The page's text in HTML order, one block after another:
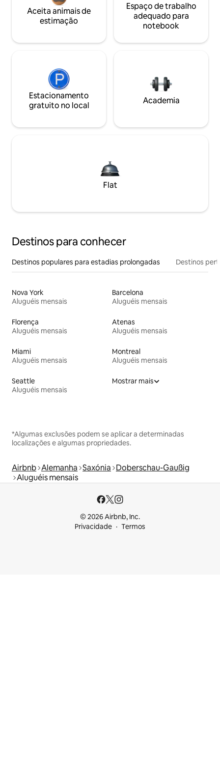
Aceita animais de
estimação
Espaço de trabalho
adequado para
notebook
Estacionamento
gratuito no local
Academia
Flat
Destinos para conhecer
Destinos populares para estadias prolongadas Destinos
Nova York
Aluguéis mensais
Barcelona
Aluguéis mensais
Florença
Aluguéis mensais
Atenas
Aluguéis mensais
Miami
Aluguéis mensais
Montreal
Aluguéis mensais
Seattle
Aluguéis mensais
Mostrar mais
*Algumas exclusões podem se aplicar a determinadas
localizações e algumas propriedades.
Airbnb Alemanha Saxónia Doberschau-Gaußig
Aluguéis mensais
© 2026 Airbnb, Inc.
Privacidade
Termos